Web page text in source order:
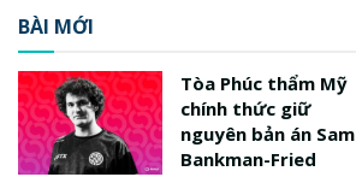
BÀI MỚI
Tòa Phúc thẩm Mỹ
chính thức giữ
nguyên bản án Sam
Bankman-Fried